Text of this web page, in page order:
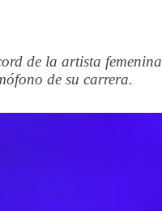
de la artista femenina
de su carrera.